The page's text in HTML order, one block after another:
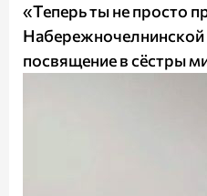
«Теперь ты не просто
посвящение в сёстры